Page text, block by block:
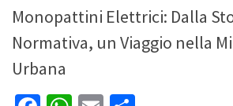
Monopattini Elettrici: Dalla
Normativa, un Viaggio nella
Urbana